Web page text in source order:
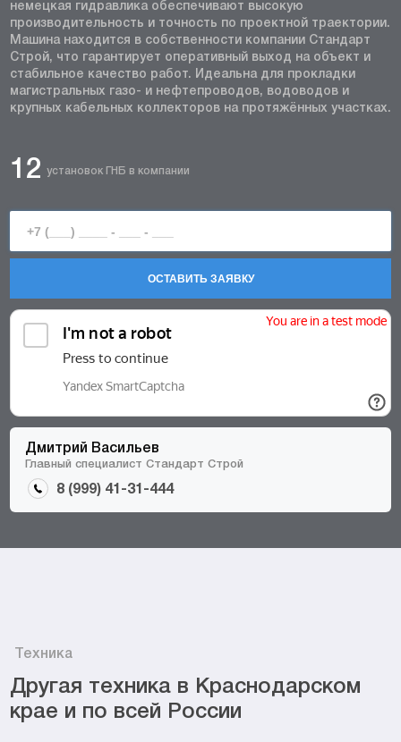
немецкая гидравлика обеспечивают высокую
производительность и точность по проектной траектории.
Машина находится в собственности компании Стандарт
Строй, что гарантирует оперативный выход на объект и
стабильное качество работ. Идеальна для прокладки
магистральных газо- и нефтепроводов, водоводов и
крупных кабельных коллекторов на протяжённых участках.
12 установок ГНБ в компании
ОСТАВИТЬ ЗАЯВКУ
Дмитрий Васильев
Главный специалист Стандарт Строй
8 (999) 41-31-444
Техника
Другая техника в Краснодарском
крае и по всей России